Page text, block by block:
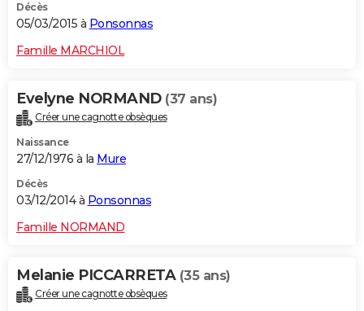
Décès
05/03/2015 à Ponsonnas
Famille MARCHIOL
Evelyne NORMAND (37 ans)
Créer une cagnotte obsèques
Naissance
27/12/1976 à la Mure
Décès
03/12/2014 à Ponsonnas
Famille NORMAND
Melanie PICCARRETA (35 ans)
Créer une cagnotte obsèques